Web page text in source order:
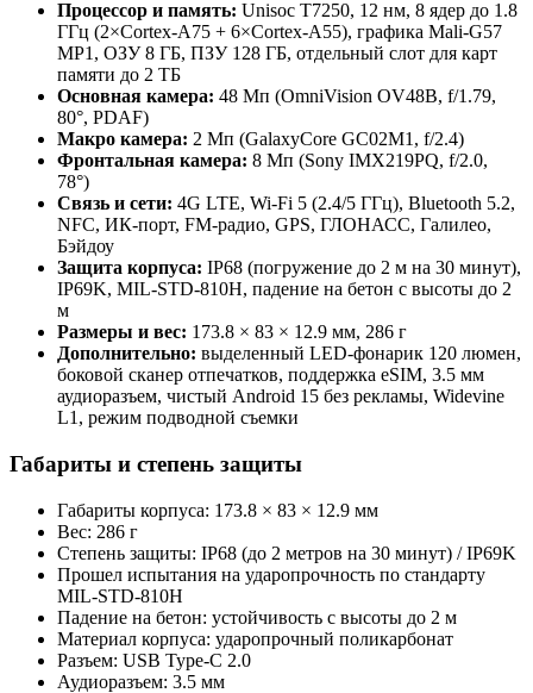
Процессор и память: Unisoc T7250, 12 нм, 8 ядер до 1.8
ГГц (2×Cortex-A75 + 6×Cortex-A55), графика Mali-G57
MP1, ОЗУ 8 ГБ, ПЗУ 128 ГБ, отдельный слот для карт
памяти до 2 ТБ
Основная камера: 48 Мп (OmniVision OV48B, f/1.79,
80°, PDAF)
Макро камера: 2 Мп (GalaxyCore GC02M1, f/2.4)
Фронтальная камера: 8 Мп (Sony IMX219PQ, f/2.0,
78°)
Связь и сети: 4G LTE, Wi‑Fi 5 (2.4/5 ГГц), Bluetooth 5.2,
NFC, ИК‑порт, FM‑радио, GPS, ГЛОНАСС, Галилео,
Бэйдоу
Защита корпуса: IP68 (погружение до 2 м на 30 минут),
IP69K, MIL‑STD‑810H, падение на бетон с высоты до 2
м
Размеры и вес: 173.8 × 83 × 12.9 мм, 286 г
Дополнительно: выделенный LED-фонарик 120 люмен,
боковой сканер отпечатков, поддержка eSIM, 3.5 мм
аудиоразъем, чистый Android 15 без рекламы, Widevine
L1, режим подводной съемки
Габариты и степень защиты
Габариты корпуса: 173.8 × 83 × 12.9 мм
Вес: 286 г
Степень защиты: IP68 (до 2 метров на 30 минут) / IP69K
Прошел испытания на ударопрочность по стандарту
MIL-STD-810H
Падение на бетон: устойчивость с высоты до 2 м
Материал корпуса: ударопрочный поликарбонат
Разъем: USB Type‑C 2.0
Аудиоразъем: 3.5 мм